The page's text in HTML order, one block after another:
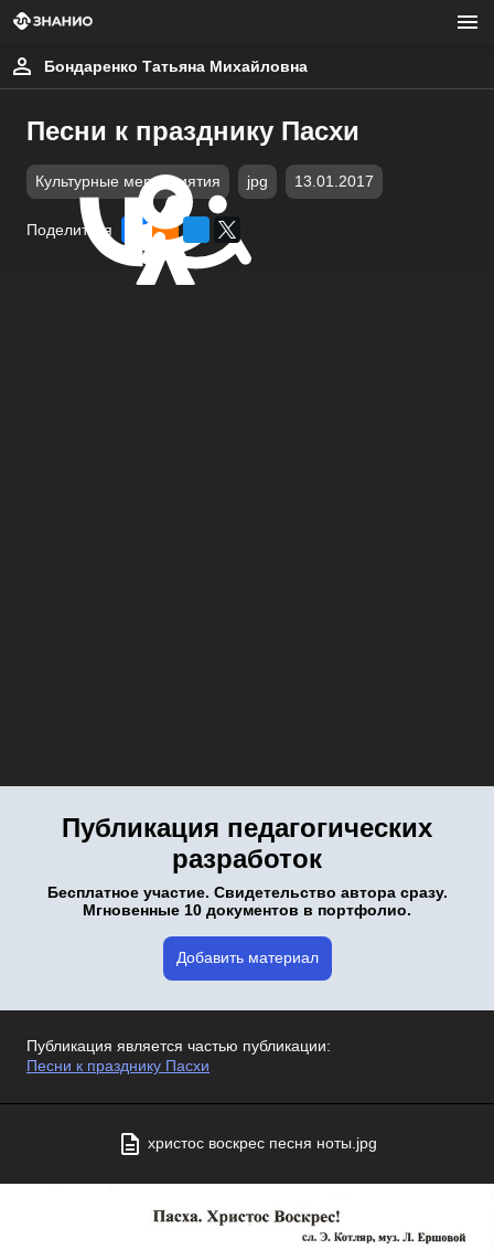
Бондаренко Татьяна Михайловна
Песни к празднику Пасхи
Культурные мероприятия jpg 13.01.2017
Поделиться
Публикация педагогических
разработок
Бесплатное участие. Свидетельство автора сразу.
Мгновенные 10 документов в портфолио.
Добавить материал
Публикация является частью публикации:
Песни к празднику Пасхи
христос воскрес песня ноты.jpg